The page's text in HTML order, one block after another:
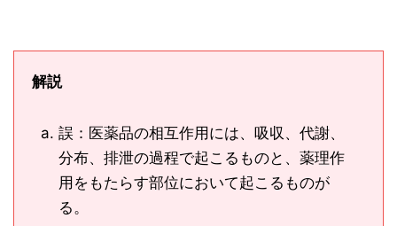
解説
誤：医薬品の相互作用には、吸収、代謝、
分布、排泄の過程で起こるものと、薬理作
用をもたらす部位において起こるものが
る。